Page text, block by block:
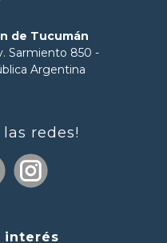
de Tucumán
Sarmiento 850 -
Argentina
las redes!
interés